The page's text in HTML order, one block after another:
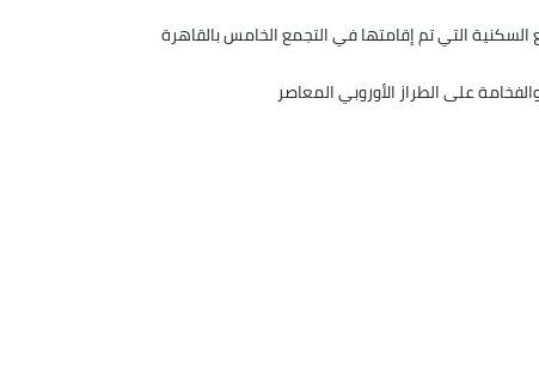
السكنية التي تم إقامتها في التجمع الخامس بالقاهرة